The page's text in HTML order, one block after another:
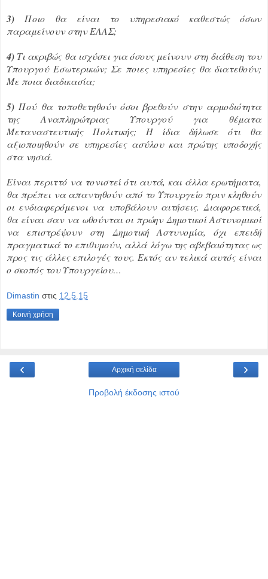
3) Ποιο θα είναι το υπηρεσιακό καθεστώς όσων
παραμείνουν στην ΕΛΑΣ;
4) Τι ακριβώς θα ισχύσει για όσους μείνουν στη διάθεση του
Υπουργού Εσωτερικών; Σε ποιες υπηρεσίες θα διατεθούν;
Με ποια διαδικασία;
5) Πού θα τοποθετηθούν όσοι βρεθούν στην αρμοδιότητα
της Αναπληρώτριας Υπουργού για θέματα
Μεταναστευτικής Πολιτικής; Η ίδια δήλωσε ότι θα
αξιοποιηθούν σε υπηρεσίες ασύλου και πρώτης υποδοχής
στα νησιά.
Είναι περιττό να τονιστεί ότι αυτά, και άλλα ερωτήματα,
θα πρέπει να απαντηθούν από το Υπουργείο πριν κληθούν
οι ενδιαφερόμενοι να υποβάλουν αιτήσεις. Διαφορετικά,
θα είναι σαν να ωθούνται οι πρώην Δημοτικοί Αστυνομικοί
να επιστρέψουν στη Δημοτική Αστυνομία, όχι επειδή
πραγματικά το επιθυμούν, αλλά λόγω της αβεβαιότητας ως
προς τις άλλες επιλογές τους. Εκτός αν τελικά αυτός είναι
ο σκοπός του Υπουργείου…
Dimastin στις 12.5.15
Κοινή χρήση
‹ ›
Αρχική σελίδα
Προβολή έκδοσης ιστού